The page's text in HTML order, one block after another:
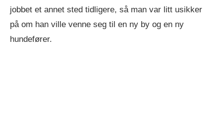
jobbet et annet sted tidligere, så man var litt usikker
på om han ville venne seg til en ny by og en ny
hundefører.